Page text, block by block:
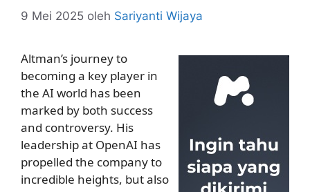
9 Mei 2025 oleh Sariyanti Wijaya
Altman’s journey to
becoming a key player in
the AI world has been
marked by both success
and controversy. His
leadership at OpenAI has
propelled the company to
incredible heights, but also